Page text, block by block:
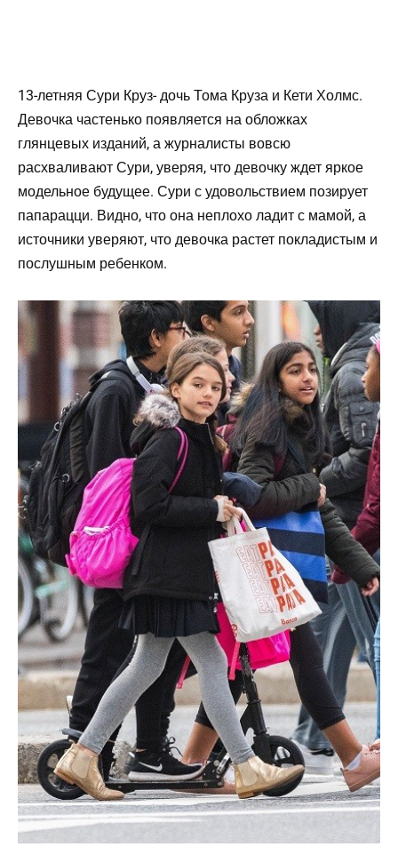
13-летняя Сури Круз- дочь Тома Круза и Кети Холмс.
Девочка частенько появляется на обложках
глянцевых изданий, а журналисты вовсю
расхваливают Сури, уверяя, что девочку ждет яркое
модельное будущее. Сури с удовольствием позирует
папарацци. Видно, что она неплохо ладит с мамой, а
источники уверяют, что девочка растет покладистым и
послушным ребенком.